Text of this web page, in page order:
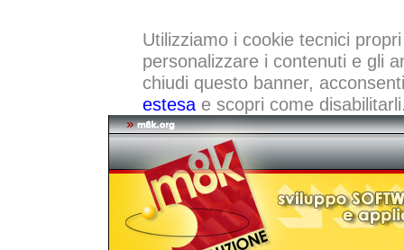
Utilizziamo i cookie tecnici
personalizzare i contenuti e gli
chiudi questo banner,
estesae scopri come